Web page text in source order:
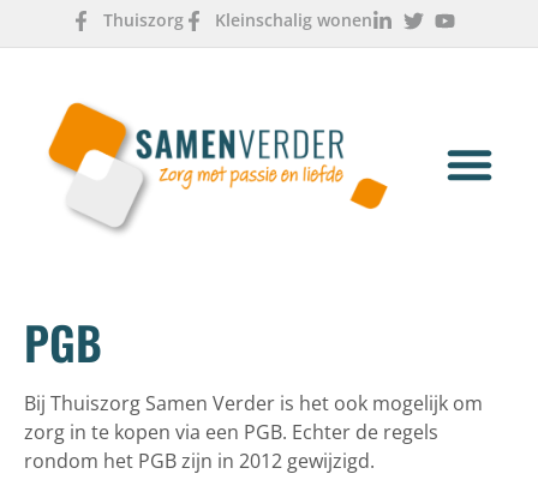
Thuiszorg Kleinschalig wonen
PGB
Bij Thuiszorg Samen Verder is het ook mogelijk om
zorg in te kopen via een PGB. Echter de regels
rondom het PGB zijn in 2012 gewijzigd.